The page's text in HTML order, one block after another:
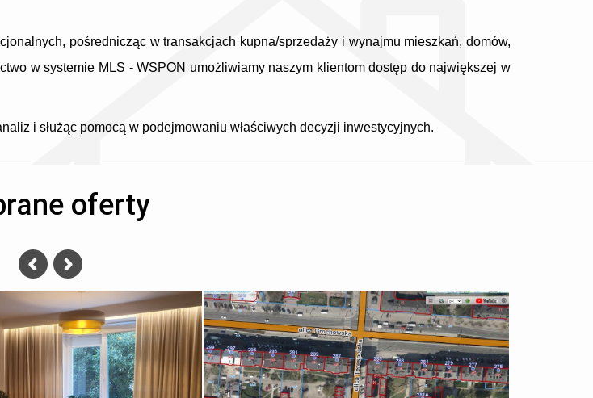
pośrednicząc w transakcjach kupna/sprzedaży i wynajmu mieszkań, domów,
w systemie MLS - WSPON umożliwiamy naszym klientom dostęp do największej w
i służąc pomocą w podejmowaniu właściwych decyzji inwestycyjnych.
oferty